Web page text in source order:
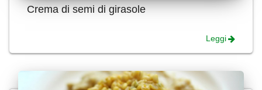
Crema di semi di girasole
Leggi